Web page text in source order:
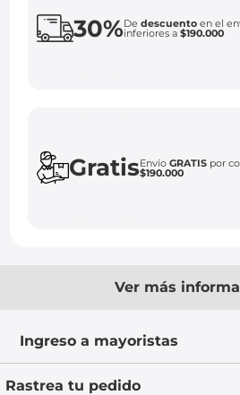
30%Dedescuento en el
inferiores a$190.000
GratisEnvíoGRATIS por
$190.000
Ver más
Ingreso a mayoristas
Rastrea tu pedido